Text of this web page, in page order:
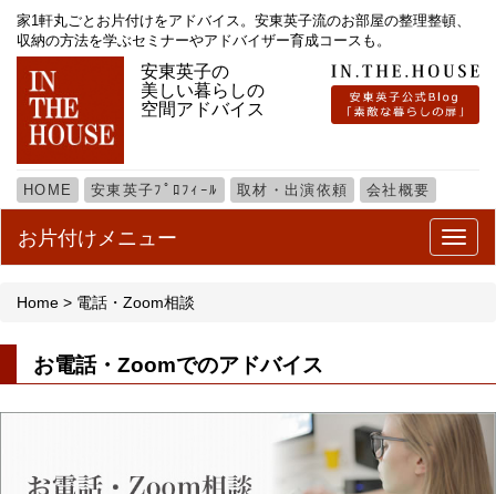
家1軒丸ごとお片付けをアドバイス。安東英子流のお部屋の整理整頓、
収納の方法を学ぶセミナーやアドバイザー育成コースも。
安東英子の
美しい暮らしの
空間アドバイス
HOME 安東英子ﾌﾟﾛﾌｨｰﾙ 取材・出演依頼 会社概要
メ
ニ
お片付けメニュー
Home > 電話・Zoom相談
お電話・Zoomでのアドバイス